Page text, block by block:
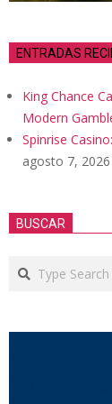
ENTRADAS
King Chance
Modern
Spinrise
agosto 7, 2026
BUSCAR
Search